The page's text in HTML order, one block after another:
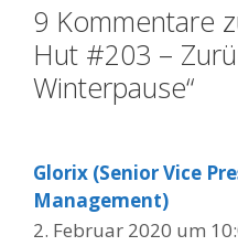
9 Kommentare
Hut #203 –
Winterpause“
Glorix (Senior Vice
Management)
2. Februar 2020 um